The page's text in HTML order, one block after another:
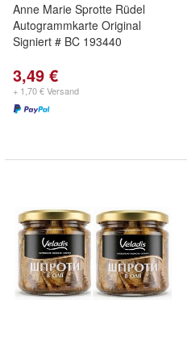
Anne Marie Sprotte Rüdel
Autogrammkarte Original
Signiert # BC 193440
3,49 €
+ 1,70 € Versand